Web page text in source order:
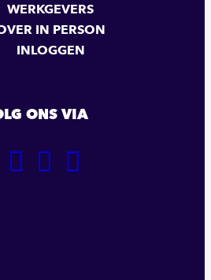
WERKGEVERS
IN PERSON
INLOGGEN
ONS VIA
GA
GA